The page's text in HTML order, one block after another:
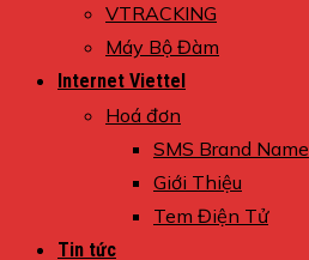
VTRACKING
Máy Bộ Đàm
Internet Viettel
Hoá đơn
SMS Brand Name
Giới Thiệu
Tem Điện Tử
Tin tức